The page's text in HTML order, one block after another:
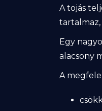
A tojás
tartalmaz,
Egy
alacsony
A